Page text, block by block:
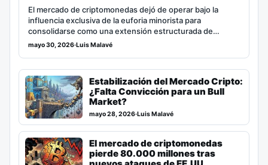
El mercado de criptomonedas dejó de operar bajo la
influencia exclusiva de la euforia minorista para
consolidarse como una extensión estructurada de…
mayo 30, 2026·Luis Malavé
Estabilización del Mercado Cripto:
¿Falta Convicción para un Bull
Market?
mayo 28, 2026·Luis Malavé
El mercado de criptomonedas
pierde 80.000 millones tras